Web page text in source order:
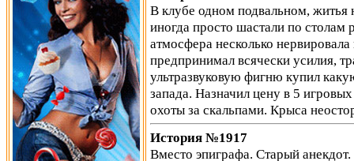
В клубе одном подвальном, житья
иногда просто шастали по
атмосфера несколько
предпринимал всячески усилия,
ультразвуковую фигню купил
запада. Назначил цену в 5
охоты за скальпами. Крыса
История №1917
Вместо эпиграфа. Старый